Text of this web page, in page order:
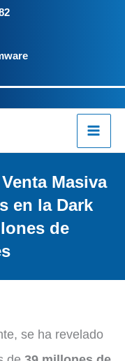
Masiva
en la Dark
de
se ha revelado